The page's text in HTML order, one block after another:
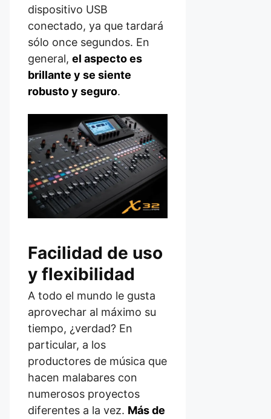
dispositivo USB
conectado, ya que tardará
sólo once segundos. En
general, el aspecto es
brillante y se siente
robusto y seguro.
Facilidad de uso
y flexibilidad
A todo el mundo le gusta
aprovechar al máximo su
tiempo, ¿verdad? En
particular, a los
productores de música que
hacen malabares con
numerosos proyectos
diferentes a la vez. Más de